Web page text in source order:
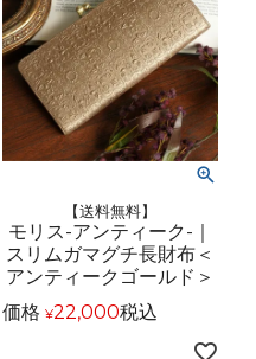
【送料無料】
モリス-アンティーク-｜
スリムガマグチ長財布＜
アンティークゴールド＞
価格 ¥22,000税込